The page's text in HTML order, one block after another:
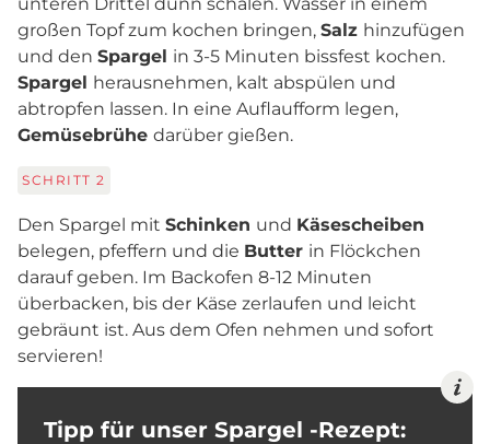
großen Topf zum kochen bringen, Salz hinzufügen
und den Spargel in 3-5 Minuten bissfest kochen.
Spargel herausnehmen, kalt abspülen und
abtropfen lassen. In eine Auflaufform legen,
Gemüsebrühe darüber gießen.
SCHRITT 2
Den Spargel mit Schinken und Käsescheiben
belegen, pfeffern und die Butter in Flöckchen
darauf geben. Im Backofen 8-12 Minuten
überbacken, bis der Käse zerlaufen und leicht
gebräunt ist. Aus dem Ofen nehmen und sofort
servieren!
Tipp für unser Spargel -Rezept: